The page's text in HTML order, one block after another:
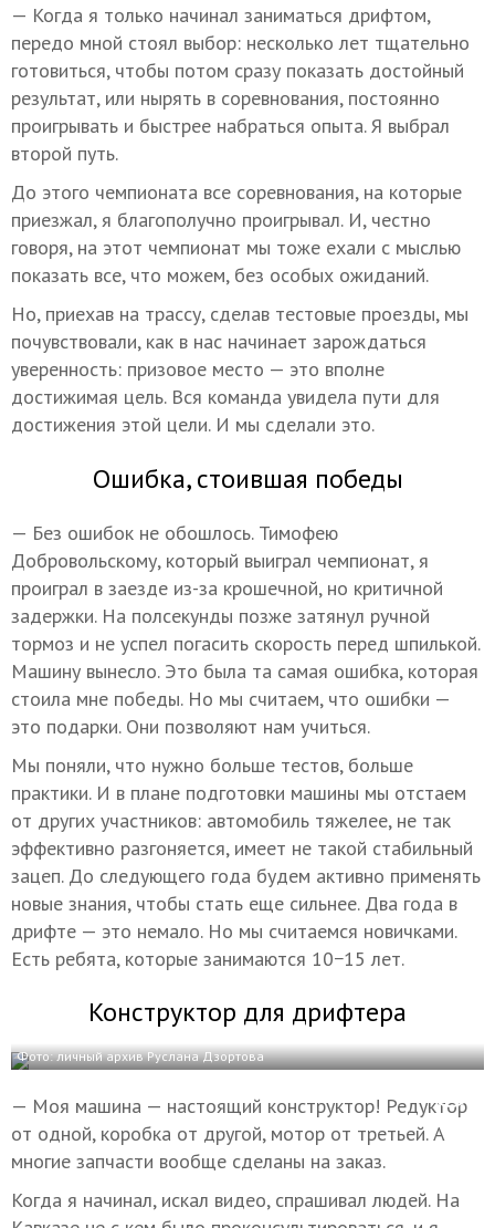
— Когда я только начинал заниматься дрифтом,
передо мной стоял выбор: несколько лет тщательно
готовиться, чтобы потом сразу показать достойный
результат, или нырять в соревнования, постоянно
проигрывать и быстрее набраться опыта. Я выбрал
второй путь.
До этого чемпионата все соревнования, на которые
приезжал, я благополучно проигрывал. И, честно
говоря, на этот чемпионат мы тоже ехали с мыслью
показать все, что можем, без особых ожиданий.
Но, приехав на трассу, сделав тестовые проезды, мы
почувствовали, как в нас начинает зарождаться
уверенность: призовое место — это вполне
достижимая цель. Вся команда увидела пути для
достижения этой цели. И мы сделали это.
Ошибка, стоившая победы
— Без ошибок не обошлось. Тимофею
Добровольскому, который выиграл чемпионат, я
проиграл в заезде из-за крошечной, но критичной
задержки. На полсекунды позже затянул ручной
тормоз и не успел погасить скорость перед шпилькой.
Машину вынесло. Это была та самая ошибка, которая
стоила мне победы. Но мы считаем, что ошибки —
это подарки. Они позволяют нам учиться.
Мы поняли, что нужно больше тестов, больше
практики. И в плане подготовки машины мы отстаем
от других участников: автомобиль тяжелее, не так
эффективно разгоняется, имеет не такой стабильный
зацеп. До следующего года будем активно применять
новые знания, чтобы стать еще сильнее. Два года в
дрифте — это немало. Но мы считаемся новичками.
Есть ребята, которые занимаются 10−15 лет.
Конструктор для дрифтера
Фото: личный архив Руслана Дзортова
— Моя машина — настоящий конструктор! Редуктор
от одной, коробка от другой, мотор от третьей. А
многие запчасти вообще сделаны на заказ.
Когда я начинал, искал видео, спрашивал людей. На